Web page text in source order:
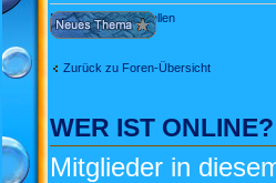
Neues Thema erstellen
Zurück zu Foren-Übersicht
WER IST ONLINE?
Mitglieder in